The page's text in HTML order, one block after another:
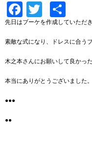
Facebook
Twitter
有
先日はブーケを作成していただ
素敵な式になり、ドレスに合う
木之本さんにお願いして良かった
本当にありがとうございました。
●●●
●●